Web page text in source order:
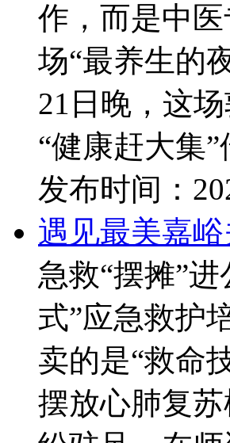
作，而是中
场“最养生的
21日晚，这
“健康赶大集”
发布时间：
遇见最美嘉
急救“摆摊”
式”应急救护
卖的是“救命
摆放心肺复